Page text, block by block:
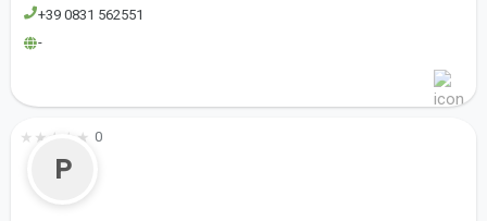
+39 0831 562551
-
P
★ ★ ★ ★ ★ 0